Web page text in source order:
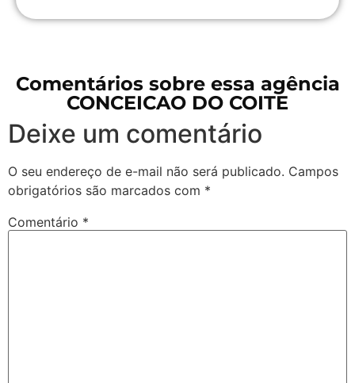
Comentários sobre essa agência
CONCEICAO DO COITE
Deixe um comentário
O seu endereço de e-mail não será publicado. Campos
obrigatórios são marcados com *
Comentário *